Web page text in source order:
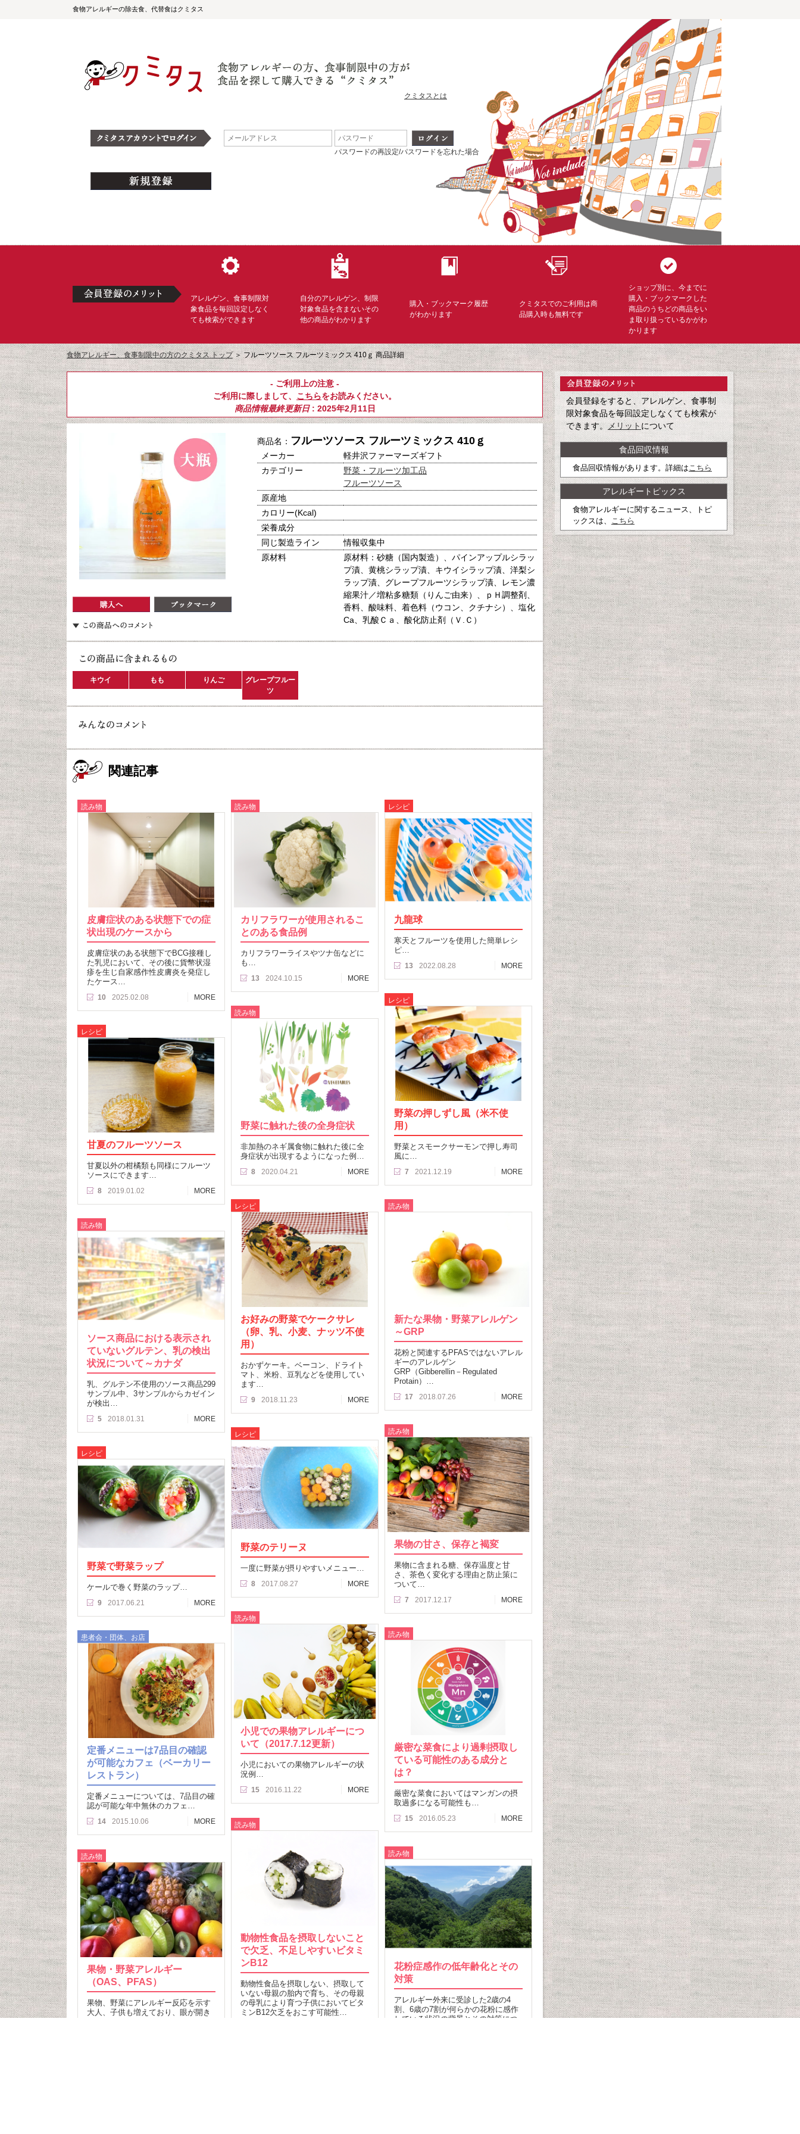
食物アレルギーの除去食、代替食はクミタス
クミタスとは
パスワードの再設定/パスワードを忘れた場合
アレルゲン、食事制限対
象食品を毎回設定しなく
ても検索ができます
自分のアレルゲン、制限
対象食品を含まないその
他の商品がわかります
購入・ブックマーク履歴
がわかります
クミタスでのご利用は商
品購入時も無料です
ショップ別に、今までに
購入・ブックマークした
商品のうちどの商品をい
ま取り扱っているかがわ
かります
食物アレルギー、食事制限中の方のクミタス トップ＞フルーツソース フルーツミックス 410ｇ 商品詳細
- ご利用上の注意 -
ご利用に際しまして、 こちらをお読みください。
商品情報最終更新日: 2025年2月11日
商品名： フルーツソース フルーツミックス 410ｇ
メーカー
軽井沢ファーマーズギフト
カテゴリー
野菜・フルーツ加工品
フルーツソース
原産地
カロリー(Kcal)
栄養成分
同じ製造ライン
情報収集中
原材料
原材料：砂糖（国内製造）、パインアップルシラッ
プ漬、黄桃シラップ漬、キウイシラップ漬、洋梨シ
ラップ漬、グレープフルーツシラップ漬、レモン濃
縮果汁／増粘多糖類（りんご由来）、ｐＨ調整剤、
香料、酸味料、着色料（ウコン、クチナシ）、塩化
Ca、乳酸Ｃａ、酸化防止剤（Ｖ.Ｃ）
キウイ もも りんご
グレープフルー
ツ
関連記事
読み物
皮膚症状のある状態下での症
状出現のケースから
皮膚症状のある状態下でBCG接種し
た乳児において、その後に貨幣状湿
疹を生じ自家感作性皮膚炎を発症し
たケース…
10 2025.02.08 MORE
読み物
カリフラワーが使用されるこ
とのある食品例
カリフラワーライスやツナ缶などに
も…
13 2024.10.15 MORE
レシピ
九龍球
寒天とフルーツを使用した簡単レシ
ピ…
13 2022.08.28 MORE
レシピ
野菜の押しずし風（米不使
用）
野菜とスモークサーモンで押し寿司
風に…
7 2021.12.19 MORE
読み物
野菜に触れた後の全身症状
非加熱のネギ属食物に触れた後に全
身症状が出現するようになった例…
8 2020.04.21 MORE
レシピ
甘夏のフルーツソース
甘夏以外の柑橘類も同様にフルーツ
ソースにできます…
8 2019.01.02
MORE
レシピ
お好みの野菜でケークサレ
（卵、乳、小麦、ナッツ不使
用）
おかずケーキ。ベーコン、ドライト
マト、米粉、豆乳などを使用してい
ます…
9 2018.11.23 MORE
読み物
新たな果物・野菜アレルゲン
～GRP
花粉と関連するPFASではないアレル
ギーのアレルゲン
GRP（Gibberellin－Regulated
Protain）…
17 2018.07.26 MORE
読み物
ソース商品における表示され
ていないグルテン、乳の検出
状況について～カナダ
乳、グルテン不使用のソース商品299
サンプル中、3サンプルからカゼイン
が検出…
5 2018.01.31
MORE
読み物
果物の甘さ、保存と褐変
果物に含まれる糖、保存温度と甘
さ、茶色く変化する理由と防止策に
ついて…
7 2017.12.17 MORE
レシピ
野菜のテリーヌ
一度に野菜が摂りやすいメニュー…
8 2017.08.27 MORE
レシピ
野菜で野菜ラップ
ケールで巻く野菜のラップ…
9 2017.06.21
MORE
読み物
小児での果物アレルギーにつ
いて（2017.7.12更新）
小児においての果物アレルギーの状
況例…
15 2016.11.22 MORE
読み物
厳密な菜食により過剰摂取し
ている可能性のある成分と
は？
厳密な菜食においてはマンガンの摂
取過多になる可能性も…
15 2016.05.23 MORE
患者会・団体、お店
定番メニューは7品目の確認
が可能なカフェ（ベーカリー
レストラン）
定番メニューについては、7品目の確
認が可能な年中無休のカフェ…
14 2015.10.06 MORE 読み物
動物性食品を摂取しないこと
で欠乏、不足しやすいビタミ
ンB12
動物性食品を摂取しない、摂取して
いない母親の胎内で育ち、その母親
の母乳により育つ子供においてビタ
ミンB12欠乏をおこす可能性…
読み物
花粉症感作の低年齢化とその
対策
アレルギー外来に受診した2歳の4
割、6歳の7割が何らかの花粉に感作
している状況の背景とその対策につ
読み物
果物・野菜アレルギー
（OAS、PFAS）
果物、野菜にアレルギー反応を示す
大人、子供も増えており、眼が開き
会員登録をすると、アレルゲン、食事制
限対象食品を毎回設定しなくても検索が
できます。メリットについて
食品回収情報
食品回収情報があります。詳細は こちら
アレルギートピックス
食物アレルギーに関するニュース、トピ
ックスは、
こちら